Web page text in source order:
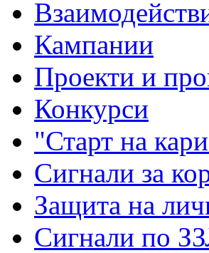
Кампании
Проекти и
Конкурси
"Старт на
Сигнали за
Защита на
Сигнали по